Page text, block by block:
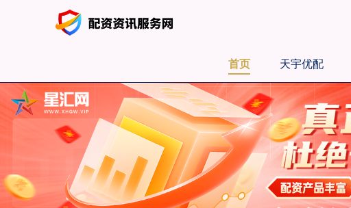
首页 天宇优配